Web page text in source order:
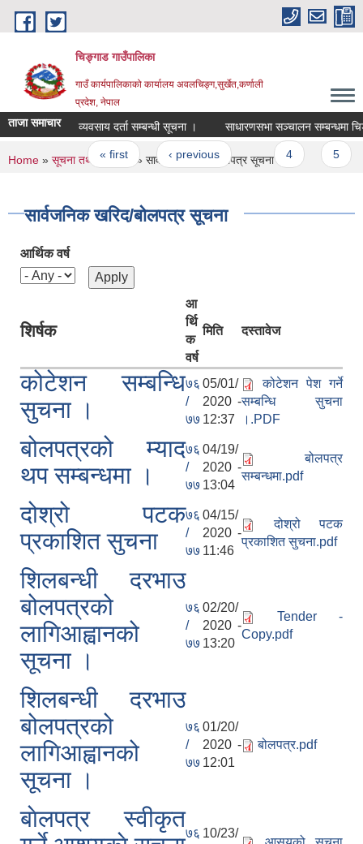
Skip to main content
चिङ्गाड गाउँपालिका
गाउँ कार्यपालिकाको कार्यालय अवलचिङ्ग,सुर्खेत,कर्णाली
प्रदेश, नेपाल
ताजा समाचारव्यवसाय दर्ता सम्बन्धी सूचना । साधारणसभा सञ्चालन सम्बन्धमा
Pages
« first ‹ previous … 4
You are here
Home » सूचना तथा जानकारी » सार्वजनिक खरिद/बोलपत्र सूचना
सार्वजनिक खरिद/बोलपत्र सूचना
आर्थिक वर्ष
शिर्षक
आ
र्थि
क
वर्ष
मिति दस्तावेज
कोटेशन सम्बन्धि
सुचना ।
७६
/
७७
05/01/
2020 -
12:37
कोटेशन पेश गर्ने
सम्बन्धि सुचना
।.PDF
बोलपत्रको म्याद
थप सम्बन्धमा ।
७६
/
७७
04/19/
2020 -
13:04
बोलपत्र
सम्बन्धमा.pdf
दोश्रो पटक
प्रकाशित सुचना
७६
/
७७
04/15/
2020 -
11:46
दोश्रो पटक
प्रकाशित सुचना.pdf
शिलबन्धी दरभाउ
बोलपत्रको
लागिआह्वानको
सूचना ।
७६
/
७७
02/20/
2020 -
13:20
Tender -
Copy.pdf
शिलबन्धी दरभाउ
बोलपत्रको
लागिआह्वानको
सूचना ।
७६
/
७७
01/20/
2020 -
12:01
बोलपत्र.pdf
बाेलपत्र स्वीकृत
७६ 10/23/